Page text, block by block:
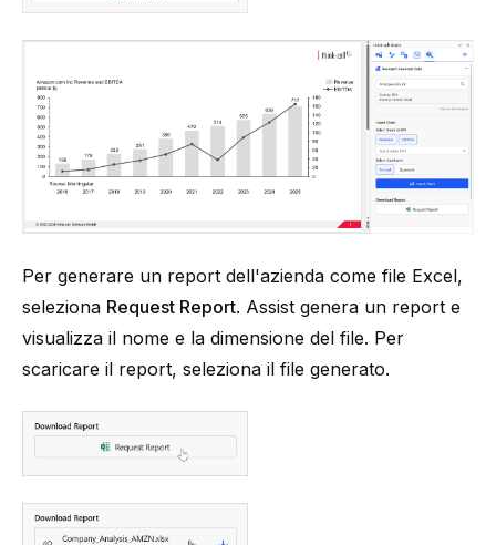
Per generare un report dell'azienda come file Excel,
seleziona Request Report. Assist genera un report e
visualizza il nome e la dimensione del file. Per
scaricare il report, seleziona il file generato.